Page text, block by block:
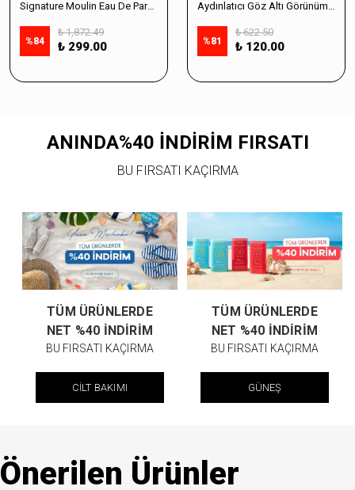
Signature Moulin Eau De Parfüm Women 50ml & Sabun Seti
%84
₺ 1,872.49
₺ 299.00 %81
₺ 622.50
₺ 120.00
ANINDA%40 İNDİRİM FIRSATI
BU FIRSATI KAÇIRMA
TÜM ÜRÜNLERDE
NET %40 İNDİRİM
BU FIRSATI KAÇIRMA
CİLT BAKIMI
TÜM ÜRÜNLERDE
NET %40 İNDİRİM
BU FIRSATI KAÇIRMA
GÜNEŞ
Önerilen Ürünler